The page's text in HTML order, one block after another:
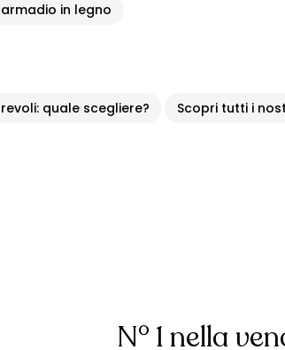
in legno
quale scegliere? Scopri tutti i
N° 1 nella